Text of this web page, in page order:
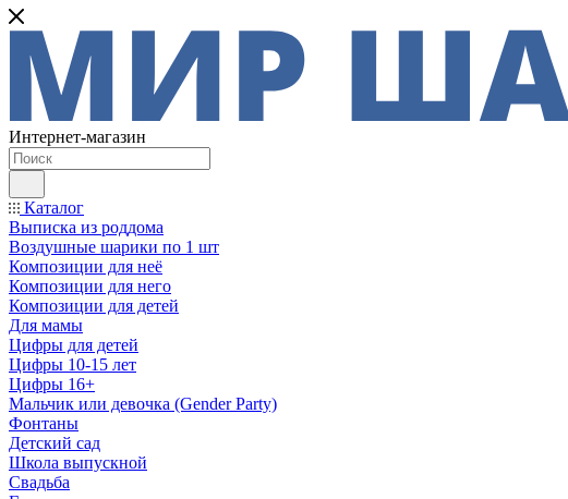
Интернет-магазин
Каталог
Выписка из роддома
Воздушные шарики по 1 шт
Композиции для неё
Композиции для него
Композиции для детей
Для мамы
Цифры для детей
Цифры 10-15 лет
Цифры 16+
Мальчик или девочка (Gender Party)
Фонтаны
Детский сад
Школа выпускной
Свадьба